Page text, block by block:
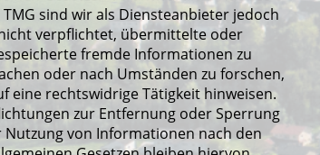
TMG sind wir als Diensteanbieter jedoch
verpflichtet, übermittelte oder
fremde Informationen zu
oder nach Umständen zu forschen,
eine rechtswidrige Tätigkeit hinweisen.
zur Entfernung oder Sperrung
Nutzung von Informationen nach den